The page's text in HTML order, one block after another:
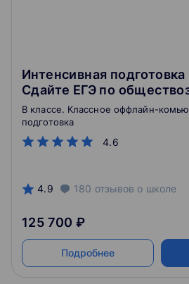
Интенсивная
Сдайте ЕГЭ по
поступите на бюджет
4.6
В классе. Классное оффлайн-
подготовка
4.9 180 отзывов о школе
125 700 ₽
Подробнее